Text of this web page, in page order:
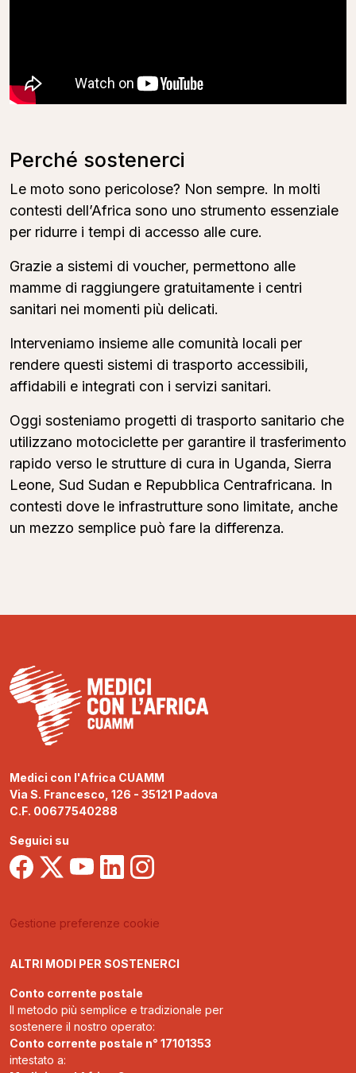
Perché sostenerci
Le moto sono pericolose? Non sempre. In molti
contesti dell’Africa sono uno strumento essenziale
per ridurre i tempi di accesso alle cure.
Grazie a sistemi di voucher, permettono alle
mamme di raggiungere gratuitamente i centri
sanitari nei momenti più delicati.
Interveniamo insieme alle comunità locali per
rendere questi sistemi di trasporto accessibili,
affidabili e integrati con i servizi sanitari.
Oggi sosteniamo progetti di trasporto sanitario che
utilizzano motociclette per garantire il trasferimento
rapido verso le strutture di cura in Uganda, Sierra
Leone, Sud Sudan e Repubblica Centrafricana. In
contesti dove le infrastrutture sono limitate, anche
un mezzo semplice può fare la differenza.
Medici con l'Africa CUAMM
Via S. Francesco, 126 - 35121 Padova
C.F. 00677540288
Seguici su
Gestione preferenze cookie
ALTRI MODI PER SOSTENERCI
Conto corrente postale
Il metodo più semplice e tradizionale per
sostenere il nostro operato:
Conto corrente postale n° 17101353
intestato a: